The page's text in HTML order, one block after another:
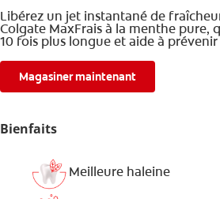
Libérez un jet instantané de
Colgate MaxFrais à la menthe
10 fois plus longue et aide à prévenir
Magasiner maintenant
Bienfaits
Meilleure haleine